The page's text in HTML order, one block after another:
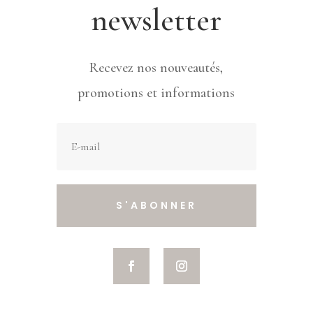
newsletter
Recevez nos nouveautés,
promotions et informations
S'ABONNER